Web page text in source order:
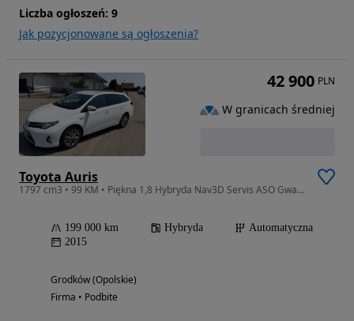
Liczba ogłoszeń: 9
Jak pozycjonowane są ogłoszenia?
Toyota Auris
1797 cm3 • 99 KM • Piękna 1,8 Hybryda Nav3D Servis ASO Gwarancja 12 mc
199 000 km Hybryda
Automatyczna
2015
Grodków (Opolskie)
Firma • Podbite
42 900 PLN
W granicach średniej